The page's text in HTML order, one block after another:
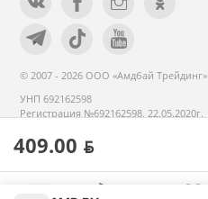
409.00 ƃ
© 2007 - 2026 ООО «Амдбай Трейдинг»
УНП 692162598
Регистрация №692162598, 22.05.2020г.
реестре с 14 сентября 2020г.